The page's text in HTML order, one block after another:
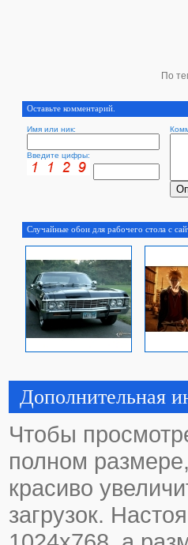
По
Оставьте комментарий.
Имя или ник:
Введите цифры:
Случайные обои для рабочего стола с
Дополнительная
Чтобы
полном
красиво
загрузок.